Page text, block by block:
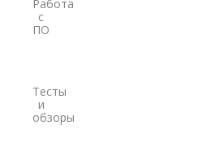
Credo
Agisoft
Работа
с
ПО
Тесты
и
обзоры